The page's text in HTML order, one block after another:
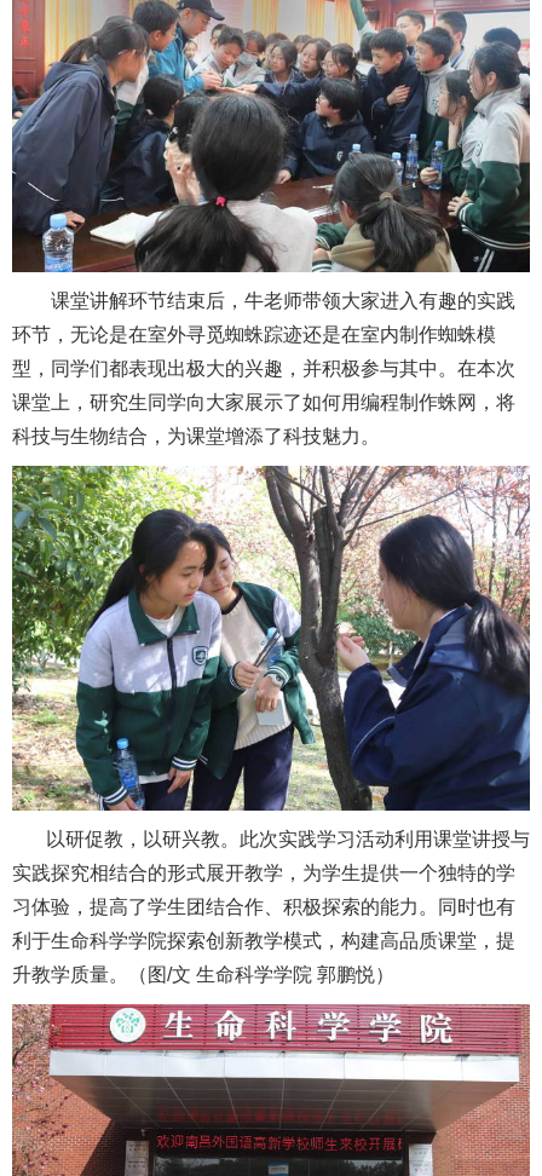
课堂讲解环节结束后，牛老师带领大家进入有趣的实践
环节，无论是在室外寻觅蜘蛛踪迹还是在室内制作蜘蛛模
型，同学们都表现出极大的兴趣，并积极参与其中。在本次
课堂上，研究生同学向大家展示了如何用编程制作蛛网，将
科技与生物结合，为课堂增添了科技魅力。
以研促教，以研兴教。此次实践学习活动利用课堂讲授与
实践探究相结合的形式展开教学，为学生提供一个独特的学
习体验，提高了学生团结合作、积极探索的能力。同时也有
利于生命科学学院探索创新教学模式，构建高品质课堂，提
升教学质量。（图/文 生命科学学院 郭鹏悦）